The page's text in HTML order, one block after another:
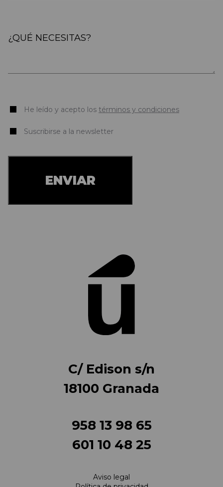
C/ Edison s/n
18100 Granada
958 13 98 65
601 10 48 25
Aviso legal
He leído y acepto los términos y condiciones
Suscribirse a la newsletter